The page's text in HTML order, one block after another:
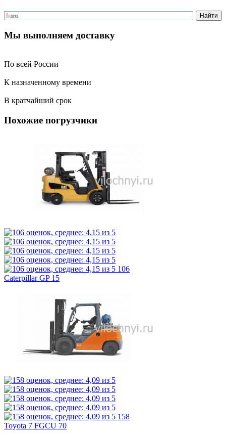
Мы выполняем доставку
По всей России
К назначенному времени
В кратчайший срок
Похожие погрузчики
106
Caterpillar GP 15
158
Toyota 7 FGCU 70